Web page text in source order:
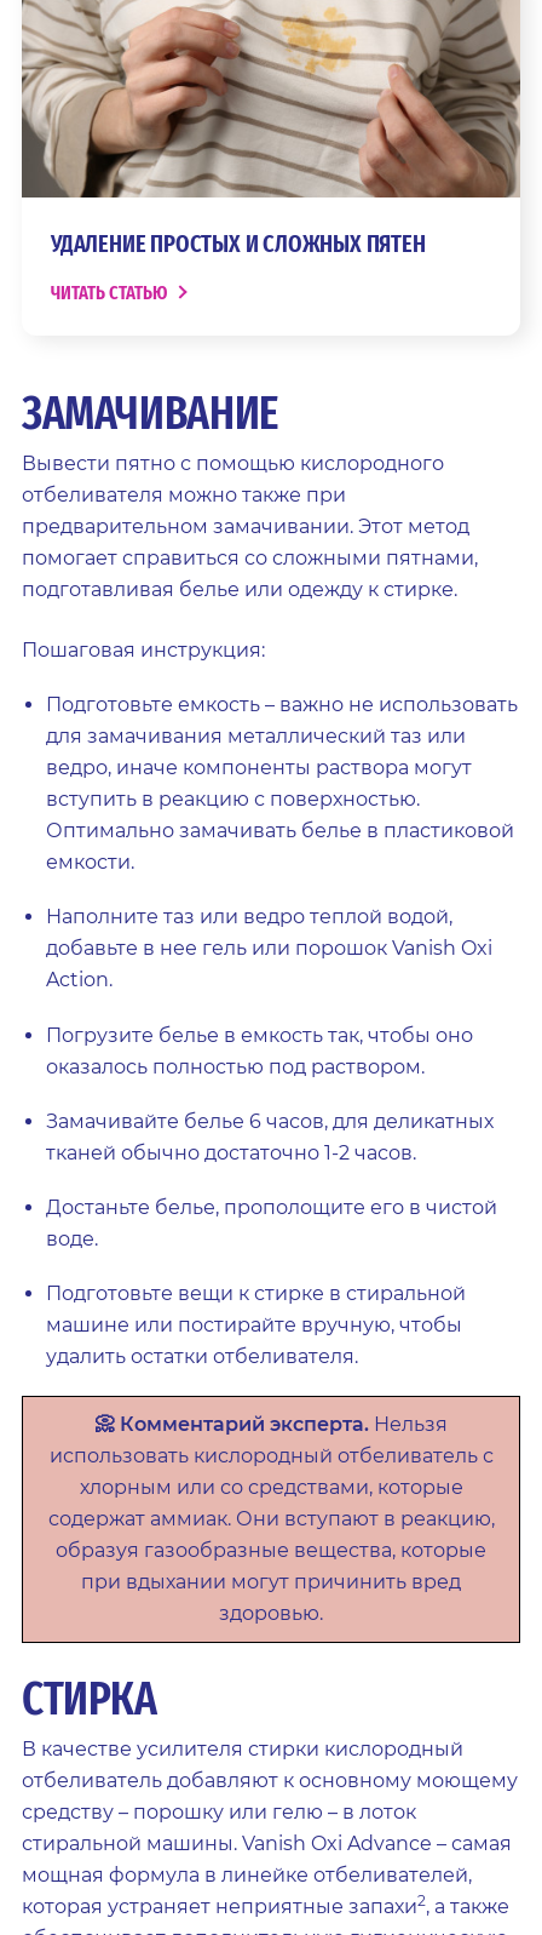
УДАЛЕНИЕ ПРОСТЫХ И СЛОЖНЫХ ПЯТЕН
ЧИТАТЬ СТАТЬЮ
ЗАМАЧИВАНИЕ
Вывести пятно с помощью кислородного
отбеливателя можно также при
предварительном замачивании. Этот метод
помогает справиться со сложными пятнами,
подготавливая белье или одежду к стирке.
Пошаговая инструкция:
Подготовьте емкость – важно не использовать
для замачивания металлический таз или
ведро, иначе компоненты раствора могут
вступить в реакцию с поверхностью.
Оптимально замачивать белье в пластиковой
емкости.
Наполните таз или ведро теплой водой,
добавьте в нее гель или порошок Vanish Oxi
Action.
Погрузите белье в емкость так, чтобы оно
оказалось полностью под раствором.
Замачивайте белье 6 часов, для деликатных
тканей обычно достаточно 1-2 часов.
Достаньте белье, прополощите его в чистой
воде.
Подготовьте вещи к стирке в стиральной
машине или постирайте вручную, чтобы
удалить остатки отбеливателя.
📀 Комментарий эксперта.Нельзя
использовать кислородный отбеливатель с
хлорным или со средствами, которые
содержат аммиак. Они вступают в реакцию,
образуя газообразные вещества, которые
при вдыхании могут причинить вред
здоровью.
СТИРКА
В качестве усилителя стирки кислородный
отбеливатель добавляют к основному моющему
средству – порошку или гелю – в лоток
стиральной машины. Vanish Oxi Advance – самая
мощная формула в линейке отбеливателей,
которая устраняет неприятные запахи2, а также